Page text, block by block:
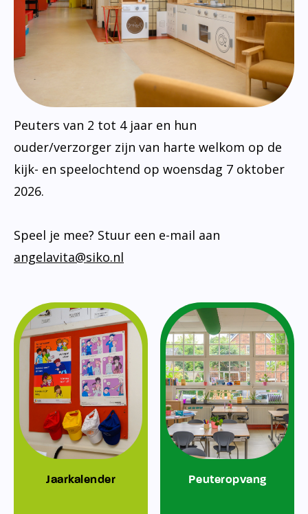
Peuters van 2 tot 4 jaar en hun
ouder/verzorger zijn van harte welkom op de
kijk- en speelochtend op woensdag 7 oktober
2026.
Speel je mee? Stuur een e-mail aan
angelavita@siko.nl
Jaarkalender Peuteropvang